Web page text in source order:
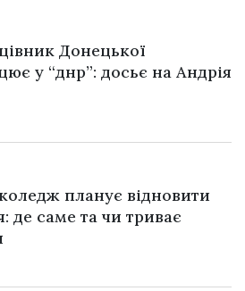
Донецької
у “днр”: досьє на Андрія
планує відновити
де саме та чи триває